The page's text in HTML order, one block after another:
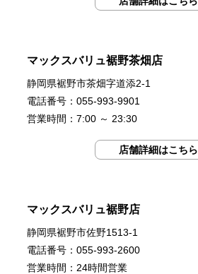
マックスバリュ裾野茶畑店
静岡県裾野市茶畑字道添2-1
電話番号：055-993-9901
営業時間：7:00 ～ 23:30
店舗詳細はこちら
マックスバリュ裾野店
静岡県裾野市佐野1513-1
電話番号：055-993-2600
営業時間：24時間営業